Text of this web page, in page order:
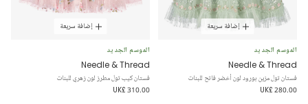
إضافة سريعة
الموسم الجديد
Needle & Thread
فستان تول مزين بورود لون أخضر فاتح للبنات
UK£ 280.00
إضافة سريعة
الموسم الجديد
Needle & Thread
فستان كيب تول مطرز لون زهري للبنات
UK£ 310.00